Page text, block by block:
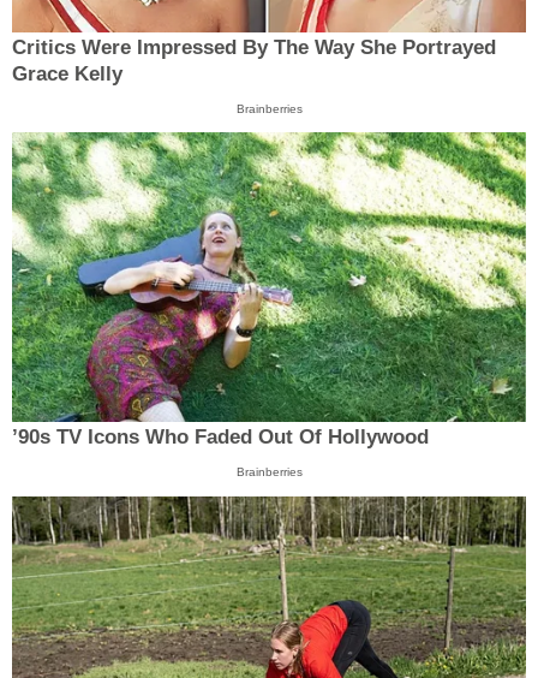
Critics Were Impressed By The Way She Portrayed
Grace Kelly
Brainberries
’90s TV Icons Who Faded Out Of Hollywood
Brainberries